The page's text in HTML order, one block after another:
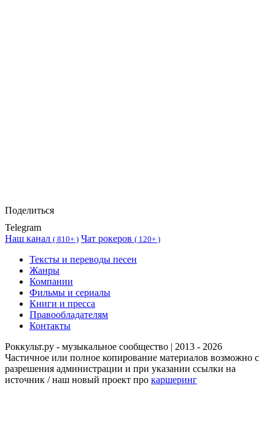
Поделиться
Telegram
Наш канал ( 810+ ) Чат рокеров ( 120+ )
Тексты и переводы песен
Жанры
Компании
Фильмы и сериалы
Книги и пресса
Правообладателям
Контакты
Роккульт.ру - музыкальное сообщество | 2013 - 2026
Частичное или полное копирование материалов возможно с
разрешения администрации и при указании ссылки на
источник / наш новый проект про каршеринг